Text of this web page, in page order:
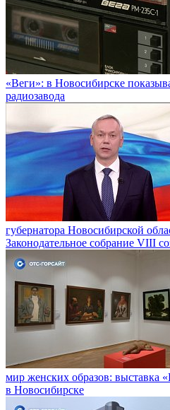
«Веги»: в Новосибирске
радиозавода
губернатора Новосибирской
Законодательное собрание VIII
мир женских образов: выставка
в Новосибирске